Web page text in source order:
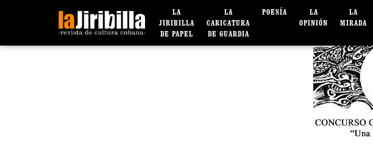
LA
JIRIBILLA
DE PAPEL
LA
CARICATURA
DE GUARDIA
POESÍA
LA
OPINIÓN
LA
MIRADA